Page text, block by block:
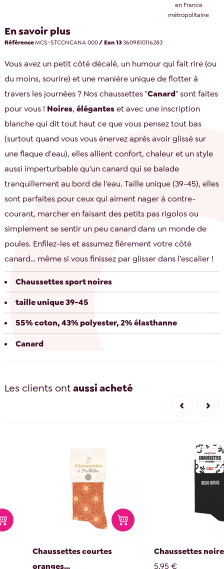
en France
métropolitaine
En savoir plus
RéférenceMCS-STCCNCANA 000/ Ean 133609810116283
Vous avez un petit côté décalé, un humour qui fait rire (ou
du moins, sourire) et une manière unique de flotter à
travers les journées ? Nos chaussettes "Canard" sont faites
pour vous ! Noires,éléganteset avec une inscription
blanche qui dit tout haut ce que vous pensez tout bas
(surtout quand vous vous énervez après avoir glissé sur
une flaque d'eau), elles allient confort, chaleur et un style
aussi imperturbable qu'un canard qui se balade
tranquillement au bord de l'eau. Taille unique (39-45), elles
sont parfaites pour ceux qui aiment nager à contre-
courant, marcher en faisant des petits pas rigolos ou
simplement se sentir un peu canard dans un monde de
poules. Enfilez-les et assumez fièrement votre côté
canard… même si vous finissez par glisser dans l’escalier !
Chaussettes sport noires
taille unique 39-45
55% coton, 43% polyester, 2% élasthanne
Canard
Les clients ontaussi acheté
Chaussettes courtes
oranges...
Chaussettes
5,95 €